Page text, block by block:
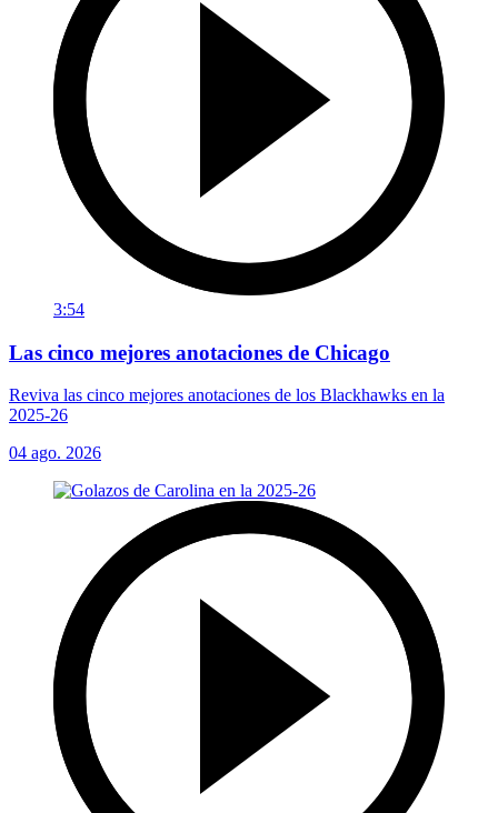
3:54
Las cinco mejores anotaciones de Chicago
Reviva las cinco mejores anotaciones de los Blackhawks en la
2025-26
04 ago. 2026